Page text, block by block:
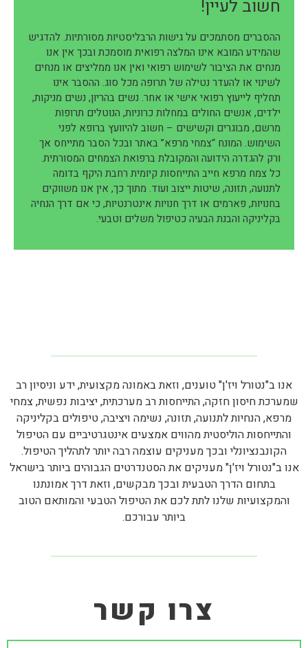
חשוב לעיין!
ההסברים מסתמכים על גישות הרבליסטיות מסורתיות. להדגיש
שהמידע המובא אינו המלצה רפואית מוסמכת ובכך אין אנו
מנחים את הציבור לשימוש רפואי ואין אנו ממליצים או מנחים
לשינוי או להעדר נטילה של תרופה מכל סוג. ההסבר אינו
תחליף לייעוץ רפואי אישי או אחר. נשים בהריון, נשים מניקות,
ילדים, אנשים החולים במחלות כרוניות, הנוטלים תרופות
מרשם, מבוגרים וקשישים – חשוב להיוועץ ברופא לפני
השימוש. המונח “צמחי מרפא” באתר ובכל הסבר מתייחס אך
ורק להגדרה הידועה והמקובלת ברפואת הצמחים המסורתית.
כל צמח מרפא חייב התייחסות קיומית רחבת היקף בדומה
לתנועה, תזונה, שיטות ייצוב ועוד. מתוך כך, אין אנו משווקים
בחנויות, פארמים או דרך חנויות אינטרנטיות, כי אם דרך הנחיה
בקליניקה והבנת הבעיה כטיפול משלים וטבעי.
אנו ב"נטורל ויז'ן" טוענים, וזאת באמונה מקצועית, ידע וניסיון רב
שמערכת חיסון חזקה, התייחסות רב מערכתית, יציבות נפשית, צמחי
מרפא, הנחיות לתנועה, תזונה, נשימה ויציבה, טיפולים בקליניקה
והתייחסות הוליסטית מהווים אמצעים אינטגרטיביים עם הטיפול
הקונבנציונלי ובכך מעניקים עוצמה רבה יותר לתהליך הטיפול.
אנו ב"נטורל ויז'ן" מעניקים את הסטנדרטים הגבוהים ביותר בישראל
בתחום הדרך הטבעית ובכך מבקשים, וזאת דרך אמונתנו
והמקצועיות שלנו לתת לכם את הטיפול הטבעי והמותאם הטוב
ביותר עבורכם.
צרו קשר